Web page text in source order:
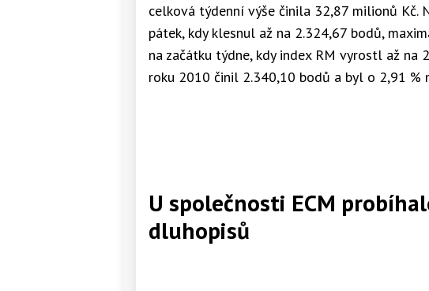
celková týdenní výše činila 32,87 milionů Kč.
pátek, kdy klesnul až na 2.324,67 bodů,
na začátku týdne, kdy index RM vyrostl až na
roku 2010 činil 2.340,10 bodů a byl o 2,91 %
U společnosti ECM
dluhopisů